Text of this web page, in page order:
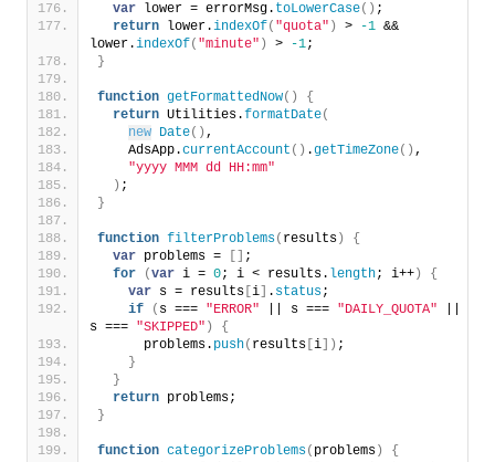
var lower = errorMsg. toLowerCase( ) ;
return lower.indexOf( "quota" ) > -1 &&
lower.indexOf( "minute" ) > -1;
}
function getFormattedNow( )
{
return Utilities.formatDate(
new Date( ) ,
    AdsApp.
currentAccount ( ) .getTimeZone( ) ,
"yyyy MMM dd HH:mm"
) ;
}
function filterProblems( results )
{
var problems =
;
for
(var i = 0; i < results. length; i++ )
{
var s = results i . status;
if
( s === "ERROR" || s === "DAILY_QUOTA"
s === "SKIPPED" )
{
      problems.
push( results i ) ;
}
}
return problems;
}
function categorizeProblems( problems )
{